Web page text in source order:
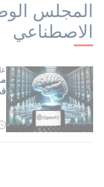
المجلس
الاصطناعي